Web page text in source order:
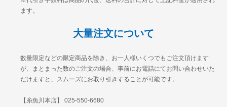
ます。
大量注文について
数量限定などの限定商品を除き、お一人様いくつでもご注文頂けます
が、まとまった数のご注文の場合、事前にお電話にてお問い合わせいた
だけますと、スムーズにお取り引きすることが可能です。
【糸魚川本店】 025-550-6680